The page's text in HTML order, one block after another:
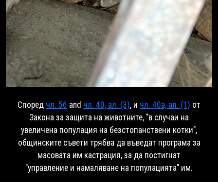
Според чл. 56 and чл. 40, ал. (3), и чл. 40a, ал. (1) от
Закона за защита на животните, "в случаи на
увеличена популация на безстопанствени котки",
общинските съвети трябва да въведат програма за
масовата им кастрация, за да постигнат
"управление и намаляване на популацията" им.